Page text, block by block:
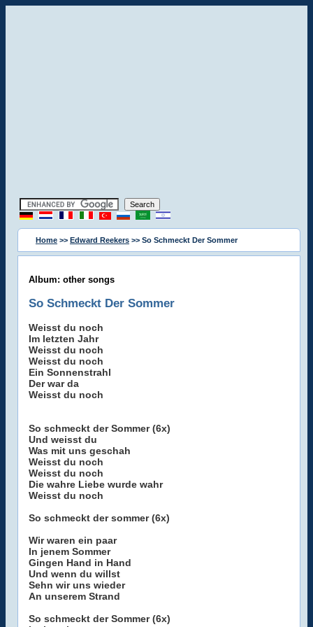
Home >> Edward Reekers >> So Schmeckt Der Sommer
Album: other songs
So Schmeckt Der Sommer
Weisst du noch
Im letzten Jahr
Weisst du noch
Weisst du noch
Ein Sonnenstrahl
Der war da
Weisst du noch
So schmeckt der Sommer (6x)
Und weisst du
Was mit uns geschah
Weisst du noch
Weisst du noch
Die wahre Liebe wurde wahr
Weisst du noch
So schmeckt der sommer (6x)
Wir waren ein paar
In jenem Sommer
Gingen Hand in Hand
Und wenn du willst
Sehn wir uns wieder
An unserem Strand
So schmeckt der Sommer (6x)